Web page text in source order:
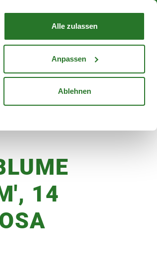
Alle zulassen
Anpassen
Ablehnen
Mein KontoStandorte
WARENKORB
14